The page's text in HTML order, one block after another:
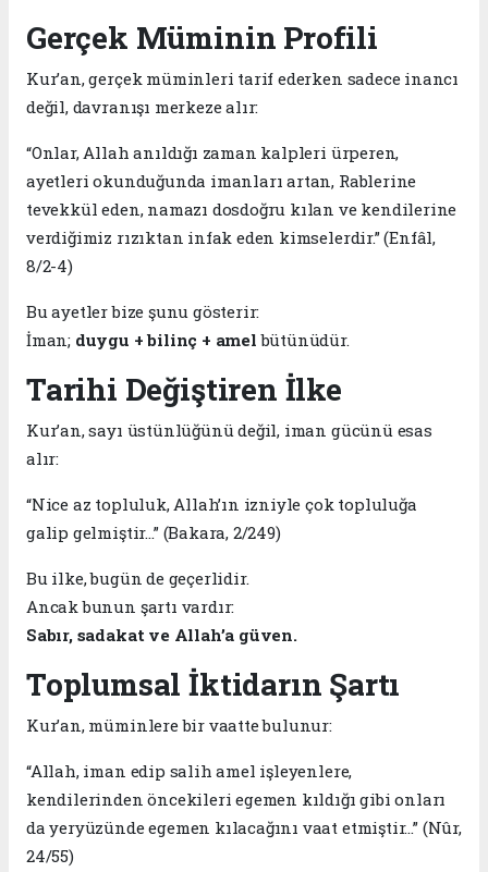
Gerçek Müminin Profili
Kur’an, gerçek müminleri tarif ederken sadece inancı
değil, davranışı merkeze alır:
“Onlar, Allah anıldığı zaman kalpleri ürperen,
ayetleri okunduğunda imanları artan, Rablerine
tevekkül eden, namazı dosdoğru kılan ve kendilerine
verdiğimiz rızıktan infak eden kimselerdir.” (Enfâl,
8/2-4)
Bu ayetler bize şunu gösterir:
İman; duygu + bilinç + amel bütünüdür.
Tarihi Değiştiren İlke
Kur’an, sayı üstünlüğünü değil, iman gücünü esas
alır:
“Nice az topluluk, Allah’ın izniyle çok topluluğa
galip gelmiştir…” (Bakara, 2/249)
Bu ilke, bugün de geçerlidir.
Ancak bunun şartı vardır:
Sabır, sadakat ve Allah’a güven.
Toplumsal İktidarın Şartı
Kur’an, müminlere bir vaatte bulunur:
“Allah, iman edip salih amel işleyenlere,
kendilerinden öncekileri egemen kıldığı gibi onları
da yeryüzünde egemen kılacağını vaat etmiştir…” (Nûr,
24/55)